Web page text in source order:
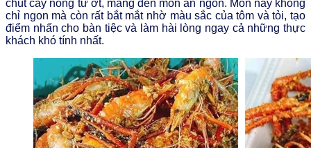
chút cay nồng từ ớt, mang đến món ăn ngon. Món này không
chỉ ngon mà còn rất bắt mắt nhờ màu sắc của tôm và tỏi, tạo
điểm nhấn cho bàn tiệc và làm hài lòng ngay cả những thực
khách khó tính nhất.